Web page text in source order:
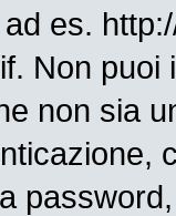
es.
Non
non sia